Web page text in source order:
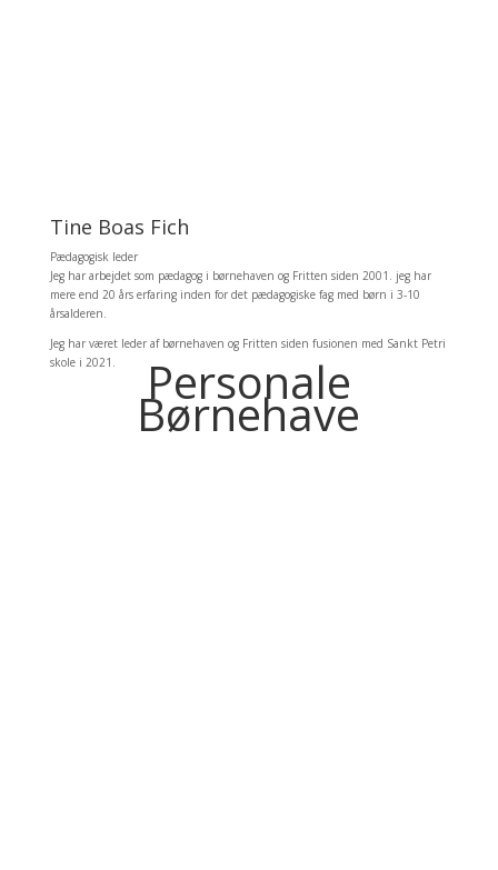
Tine Boas Fich
Pædagogisk leder
Jeg har arbejdet som pædagog i børnehaven og Fritten siden 2001. jeg har
mere end 20 års erfaring inden for det pædagogiske fag med børn i 3-10
årsalderen.
Jeg har været leder af børnehaven og Fritten siden fusionen med Sankt Petri
skole i 2021.
Personale
Børnehave